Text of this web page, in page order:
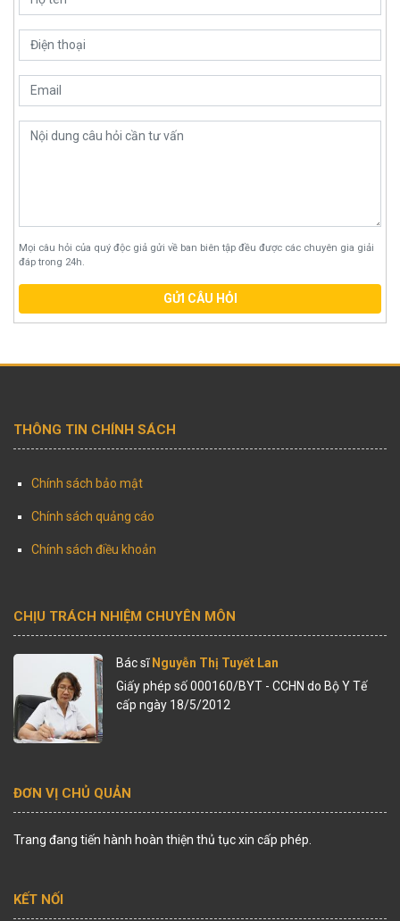
Mọi câu hỏi của quý độc giả gửi về ban biên tập đều được các chuyên gia giải
đáp trong 24h.
GỬI CÂU HỎI
THÔNG TIN CHÍNH SÁCH
Chính sách bảo mật
Chính sách quảng cáo
Chính sách điều khoản
CHỊU TRÁCH NHIỆM CHUYÊN MÔN
Bác sĩ Nguyễn Thị Tuyết Lan
Giấy phép số 000160/BYT - CCHN do Bộ Y Tế
cấp ngày 18/5/2012
ĐƠN VỊ CHỦ QUẢN
Trang đang tiến hành hoàn thiện thủ tục xin cấp phép.
KẾT NỐI